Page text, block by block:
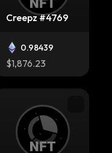
Creepz #4769
0.98439
$1,876.23